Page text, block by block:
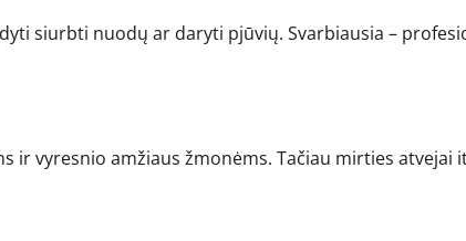
siurbti nuodų ar daryti pjūvių. Svarbiausia –
ir vyresnio amžiaus žmonėms. Tačiau mirties atvejai